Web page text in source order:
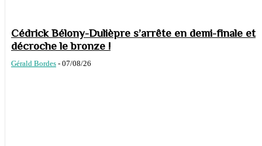
Cédrick Bélony-Dulièpre s’arrête en demi-finale et
décroche le bronze !
Gérald Bordes - 07/08/26